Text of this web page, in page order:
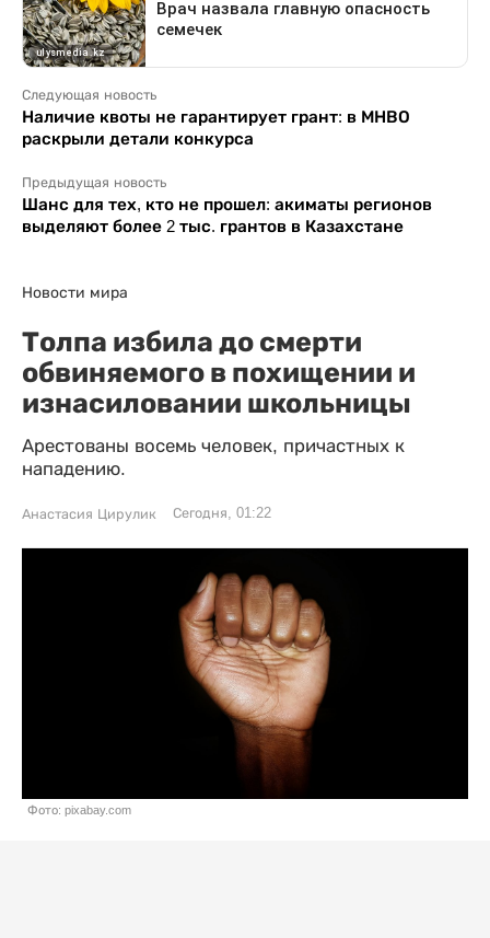
Следующая новость
Наличие квоты не гарантирует грант: в МНВО
раскрыли детали конкурса
Предыдущая новость
Шанс для тех, кто не прошел: акиматы регионов
выделяют более 2 тыс. грантов в Казахстане
Новости мира
Толпа избила до смерти
обвиняемого в похищении и
изнасиловании школьницы
Арестованы восемь человек, причастных к
нападению.
Анастасия Цирулик Сегодня, 01:22
Фото: pixabay.com